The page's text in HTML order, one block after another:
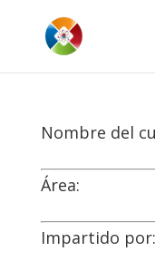
Nombre del
Área:
Impartido por: